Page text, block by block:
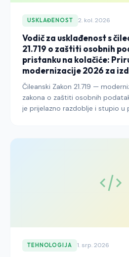
USKLAĐENOST 2. kol. 2026
Vodič za usklađenost s
21.719 o zaštiti osobnih
pristanku na kolačiće:
modernizacije 2026 za
Čileanski Zakon 21.719 —
zakona o zaštiti osobnih
je prijelazno razdoblje i stupio u
dopiru do čileanskih čitatelja
prekograničnim prijenosima s
TEHNOLOGIJA 1. srp. 2026